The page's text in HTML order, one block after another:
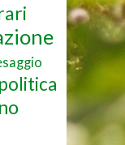
politica